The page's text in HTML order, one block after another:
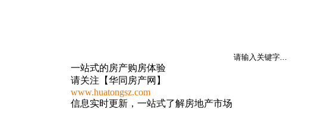
一站式的房产购房体验
请关注【华同房产网】
www.huatongsz.com
信息实时更新，一站式了解房地产市场